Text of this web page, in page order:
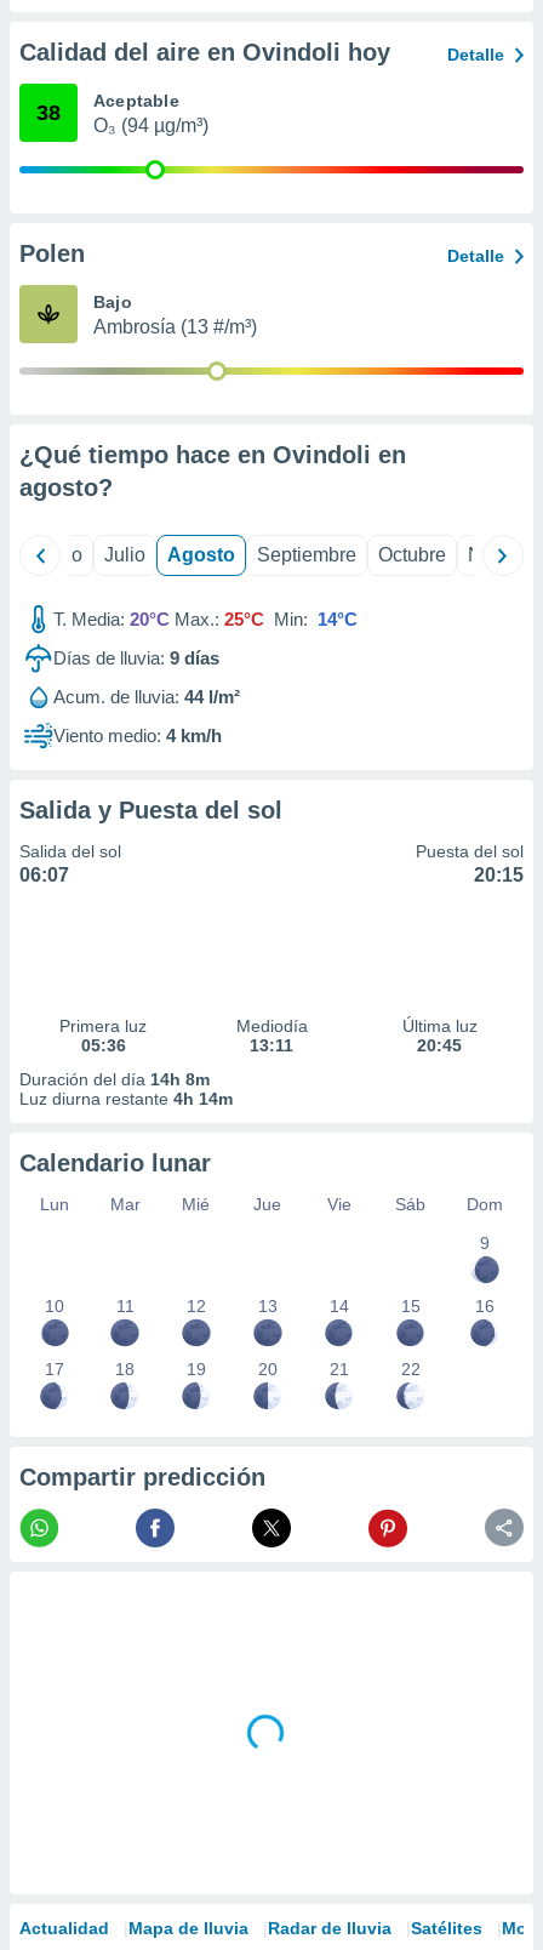
e
mediante
Calidad del aire en Ovindoli hoy Detalle
38 Aceptable
O₃ (94 µg/m³)
Polen Detalle
Bajo
Ambrosía (13 #/m³)
¿Qué tiempo hace en Ovindoli en
agosto?
Junio Julio Agosto Septiembre Octubre
T. Media: 20°C Max.: 25°C Min: 14°C
Días de lluvia: 9 días
Acum. de lluvia: 44 l/m²
Viento medio: 4 km/h
Salida y Puesta del sol
Salida del sol
06:07
Puesta del sol
20:15
Primera luz
05:36
Mediodía
13:11
Última luz
20:45
Duración del día 14h 8m
Luz diurna restante 4h 14m
Calendario lunar
Lun Mar Mié Jue Vie Sáb
Dom
9
10 11 12 13 14 15 16
17 18 19 20 21 22
Compartir predicción
Actualidad Mapa de lluvia Radar de lluvia Satélites